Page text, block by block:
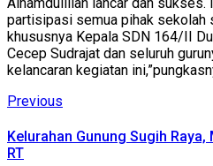
partisipasi semua pihak sekolah
khususnya Kepala SDN 164/II
Cecep Sudrajat dan seluruh
kelancaran kegiatan
Continue
Reading
Previous
Kelurahan Gunung Sugih
RT